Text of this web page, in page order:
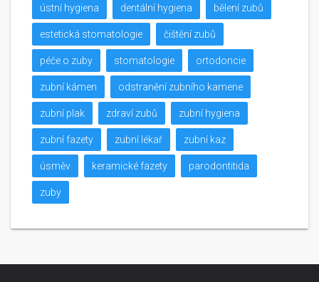
ústní hygiena dentální hygiena bělení zubů
estetická stomatologie čištění zubů
péče o zuby stomatologie ortodoncie
zubní kámen odstranění zubního kamene
zubní plak zdraví zubů zubní hygiena
zubní fazety zubní lékař zubní kaz
úsměv keramické fazety parodontitida
zuby